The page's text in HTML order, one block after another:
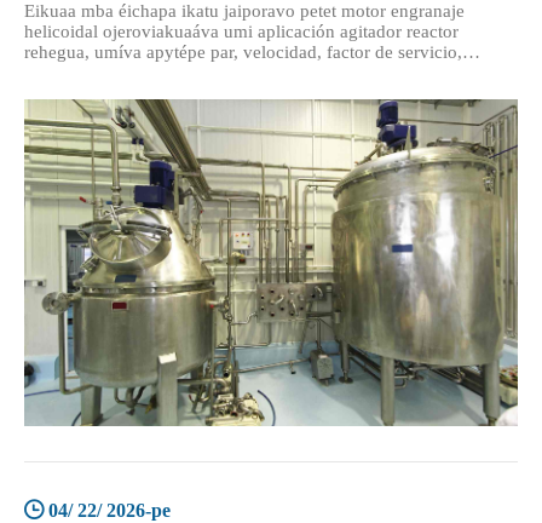
Eikuaa mba éichapa ikatu jaiporavo petet motor engranaje
helicoidal ojeroviakuaáva umi aplicación agitador reactor
rehegua, umíva apytépe par, velocidad, factor de servicio,
04/ 22/ 2026-pe